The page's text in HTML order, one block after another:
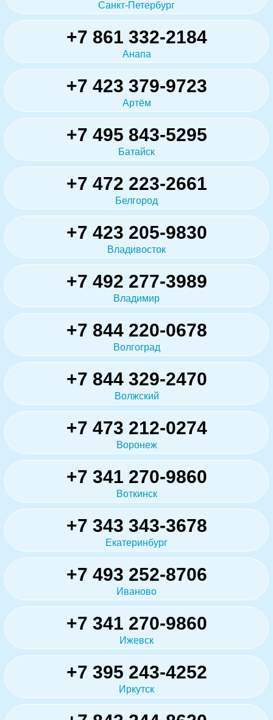
Санкт-Петербург
+7 861 332-2184
Анапа
+7 423 379-9723
Артём
+7 495 843-5295
Батайск
+7 472 223-2661
Белгород
+7 423 205-9830
Владивосток
+7 492 277-3989
Владимир
+7 844 220-0678
Волгоград
+7 844 329-2470
Волжский
+7 473 212-0274
Воронеж
+7 341 270-9860
Воткинск
+7 343 343-3678
Екатеринбург
+7 493 252-8706
Иваново
+7 341 270-9860
Ижевск
+7 395 243-4252
Иркутск